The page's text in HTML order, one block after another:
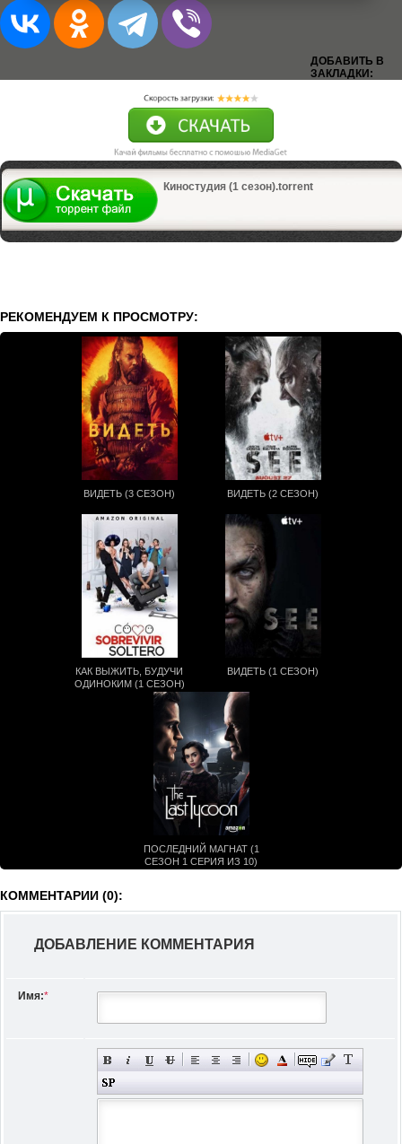
ДОБАВИТЬ В
ЗАКЛАДКИ:
Киностудия (1 сезон).torrent
РЕКОМЕНДУЕМ К ПРОСМОТРУ:
ВИДЕТЬ (3 СЕЗОН) ВИДЕТЬ (2 СЕЗОН)
КАК ВЫЖИТЬ, БУДУЧИ
ОДИНОКИМ (1 СЕЗОН)
ВИДЕТЬ (1 СЕЗОН)
ПОСЛЕДНИЙ МАГНАТ (1
СЕЗОН 1 СЕРИЯ ИЗ 10)
КОММЕНТАРИИ (0):
ДОБАВЛЕНИЕ КОММЕНТАРИЯ
Имя:*